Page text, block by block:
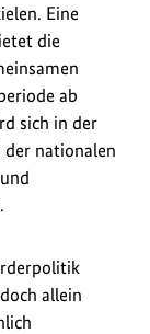
Eine
die
ab
sich in der
nationalen
allein